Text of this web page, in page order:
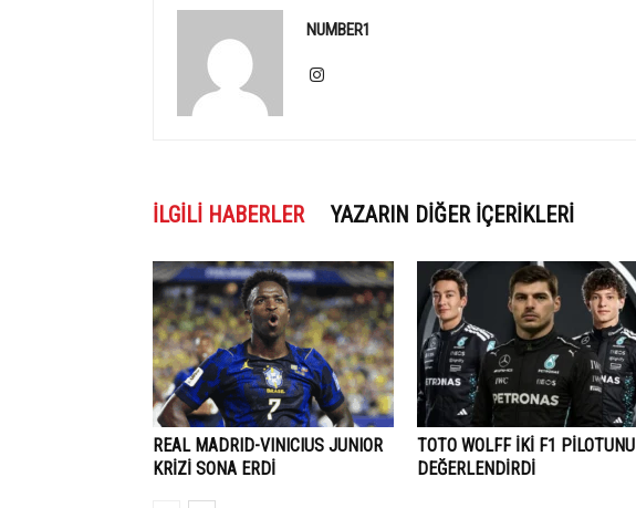
NUMBER1
İLGILI HABERLER YAZARIN DIĞER İÇERIKLERI
REAL MADRID-VINICIUS JUNIOR
KRİZİ SONA ERDİ
TOTO WOLFF İKİ F1 PİLOTUNU
DEĞERLENDİRDİ